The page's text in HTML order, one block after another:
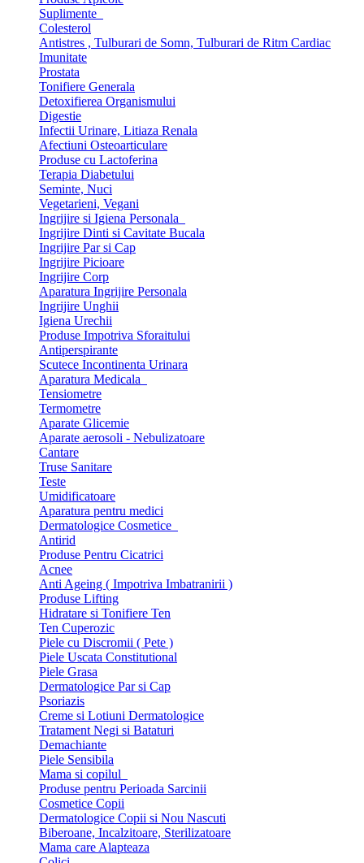
Suplimente
Colesterol
Antistres , Tulburari de Somn, Tulburari de Ritm Cardiac
Imunitate
Prostata
Tonifiere Generala
Detoxifierea Organismului
Digestie
Infectii Urinare, Litiaza Renala
Afectiuni Osteoarticulare
Produse cu Lactoferina
Terapia Diabetului
Seminte, Nuci
Vegetarieni, Vegani
Ingrijire si Igiena Personala
Ingrijire Dinti si Cavitate Bucala
Ingrijire Par si Cap
Ingrijire Picioare
Ingrijire Corp
Aparatura Ingrijire Personala
Ingrijire Unghii
Igiena Urechii
Produse Impotriva Sforaitului
Antiperspirante
Scutece Incontinenta Urinara
Aparatura Medicala
Tensiometre
Termometre
Aparate Glicemie
Aparate aerosoli - Nebulizatoare
Cantare
Truse Sanitare
Teste
Umidificatoare
Aparatura pentru medici
Dermatologice Cosmetice
Antirid
Produse Pentru Cicatrici
Acnee
Anti Ageing ( Impotriva Imbatranirii )
Produse Lifting
Hidratare si Tonifiere Ten
Ten Cuperozic
Piele cu Discromii ( Pete )
Piele Uscata Constitutional
Piele Grasa
Dermatologice Par si Cap
Psoriazis
Creme si Lotiuni Dermatologice
Tratament Negi si Bataturi
Demachiante
Piele Sensibila
Mama si copilul
Produse pentru Perioada Sarcinii
Cosmetice Copii
Dermatologice Copii si Nou Nascuti
Biberoane, Incalzitoare, Sterilizatoare
Mama care Alapteaza